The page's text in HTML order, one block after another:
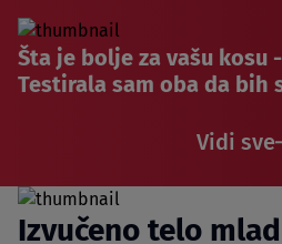
Šta je bolje za vašu kosu
Testirala sam oba da bih
Vidi sve
Izvučeno telo